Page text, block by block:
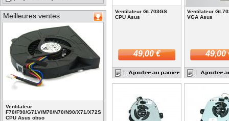
Meilleures ventes
Ventilateur
F70/F90/G71V/M70/N70/N90/X71/X72S
CPU Asus obso
Ventilateur GL703GS
CPU Asus
49,00 €
Ventilateur
VGA Asus
49,00